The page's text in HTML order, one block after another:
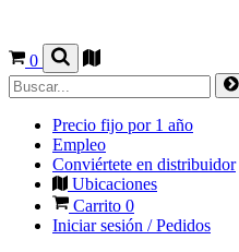
0
Precio fijo por 1 año
Empleo
Conviértete en distribuidor
Ubicaciones
Carrito 0
Iniciar sesión / Pedidos